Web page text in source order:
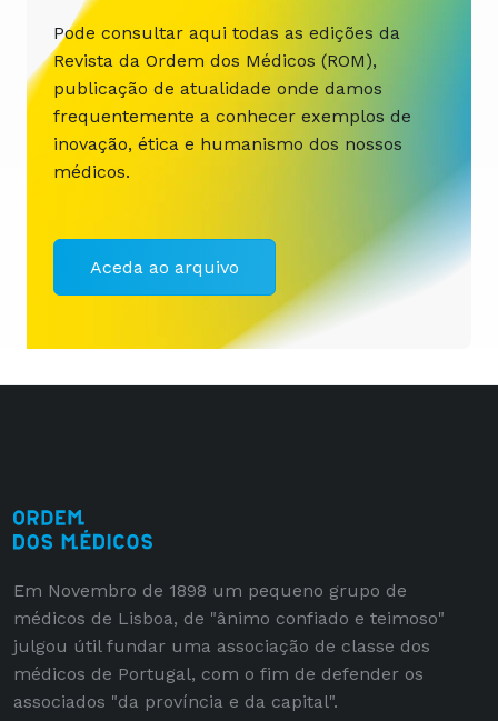
Pode consultar aqui todas as edições da
Revista da Ordem dos Médicos (ROM),
publicação de atualidade onde damos
frequentemente a conhecer exemplos de
inovação, ética e humanismo dos nossos
médicos.
Aceda ao arquivo
Em Novembro de 1898 um pequeno grupo de
médicos de Lisboa, de "ânimo confiado e teimoso"
julgou útil fundar uma associação de classe dos
médicos de Portugal, com o fim de defender os
associados "da província e da capital".